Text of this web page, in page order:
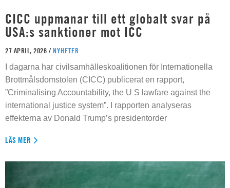
CICC uppmanar till ett globalt svar på
USA:s sanktioner mot ICC
27 APRIL, 2026 / NYHETER
I dagarna har civilsamhälleskoalitionen för Internationella
Brottmålsdomstolen (CICC) publicerat en rapport,
”Criminalising Accountability, the U S lawfare against the
international justice system”. I rapporten analyseras
effekterna av Donald Trump’s presidentorder
LÄS MER